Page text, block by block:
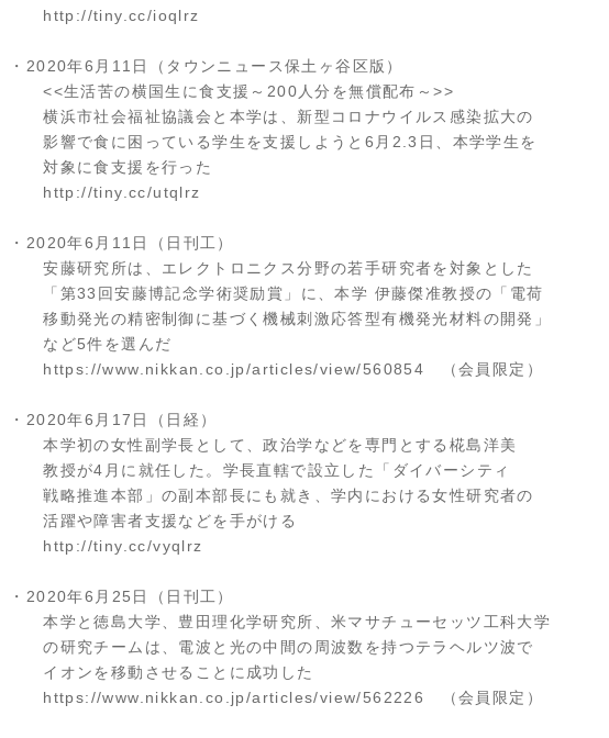
http://tiny.cc/ioqlrz
・2020年6月11日（タウンニュース保土ヶ谷区版）
<<生活苦の横国生に食支援～200人分を無償配布～>>
横浜市社会福祉協議会と本学は、新型コロナウイルス感染拡大の
影響で食に困っている学生を支援しようと6月2.3日、本学学生を
対象に食支援を行った
http://tiny.cc/utqlrz
・2020年6月11日（日刊工）
安藤研究所は、エレクトロニクス分野の若手研究者を対象とした
「第33回安藤博記念学術奨励賞」に、本学 伊藤傑准教授の「電荷
移動発光の精密制御に基づく機械刺激応答型有機発光材料の開発」
など5件を選んだ
https://www.nikkan.co.jp/articles/view/560854 （会員限定）
・2020年6月17日（日経）
本学初の女性副学長として、政治学などを専門とする椛島洋美
教授が4月に就任した。学長直轄で設立した「ダイバーシティ
戦略推進本部」の副本部長にも就き、学内における女性研究者の
活躍や障害者支援などを手がける
http://tiny.cc/vyqlrz
・2020年6月25日（日刊工）
本学と徳島大学、豊田理化学研究所、米マサチューセッツ工科大学
の研究チームは、電波と光の中間の周波数を持つテラヘルツ波で
イオンを移動させることに成功した
https://www.nikkan.co.jp/articles/view/562226 （会員限定）